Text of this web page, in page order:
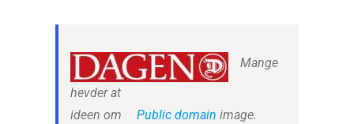
Public domain image.
Mange
hevder at
ideen om